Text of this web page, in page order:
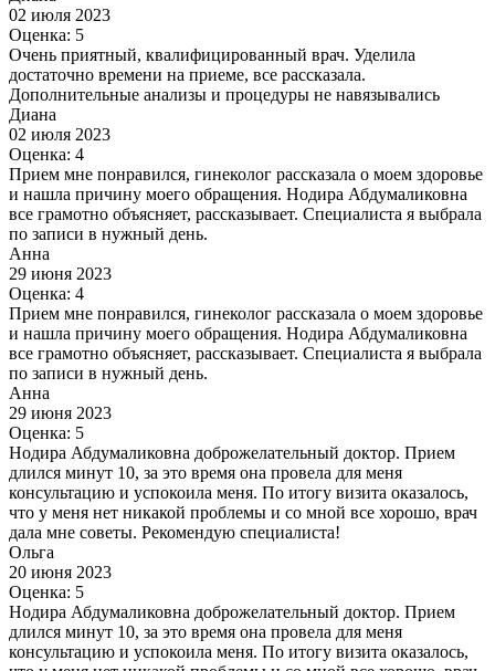
02 июля 2023
Оценка: 5
Очень приятный, квалифицированный врач. Уделила
достаточно времени на приеме, все рассказала.
Дополнительные анализы и процедуры не навязывались
Диана
02 июля 2023
Оценка: 4
Прием мне понравился, гинеколог рассказала о моем здоровье
и нашла причину моего обращения. Нодира Абдумаликовна
все грамотно объясняет, рассказывает. Специалиста я выбрала
по записи в нужный день.
Анна
29 июня 2023
Оценка: 4
Прием мне понравился, гинеколог рассказала о моем здоровье
и нашла причину моего обращения. Нодира Абдумаликовна
все грамотно объясняет, рассказывает. Специалиста я выбрала
по записи в нужный день.
Анна
29 июня 2023
Оценка: 5
Нодира Абдумаликовна доброжелательный доктор. Прием
длился минут 10, за это время она провела для меня
консультацию и успокоила меня. По итогу визита оказалось,
что у меня нет никакой проблемы и со мной все хорошо, врач
дала мне советы. Рекомендую специалиста!
Ольга
20 июня 2023
Оценка: 5
Нодира Абдумаликовна доброжелательный доктор. Прием
длился минут 10, за это время она провела для меня
консультацию и успокоила меня. По итогу визита оказалось,